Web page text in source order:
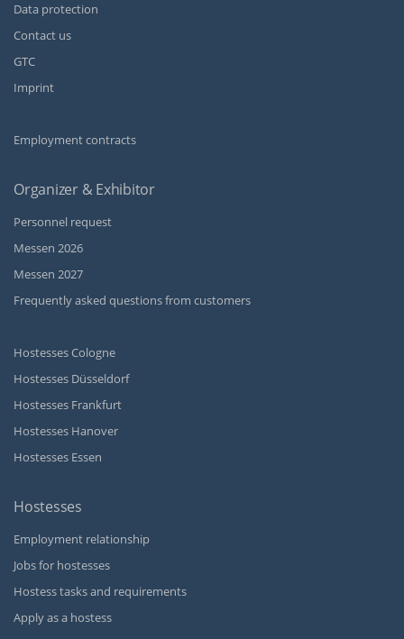
Data protection
Contact us
GTC
Imprint
Employment contracts
Organizer & Exhibitor
Personnel request
Messen 2026
Messen 2027
Frequently asked questions from customers
Hostesses Cologne
Hostesses Düsseldorf
Hostesses Frankfurt
Hostesses Hanover
Hostesses Essen
Hostesses
Employment relationship
Jobs for hostesses
Hostess tasks and requirements
Apply as a hostess